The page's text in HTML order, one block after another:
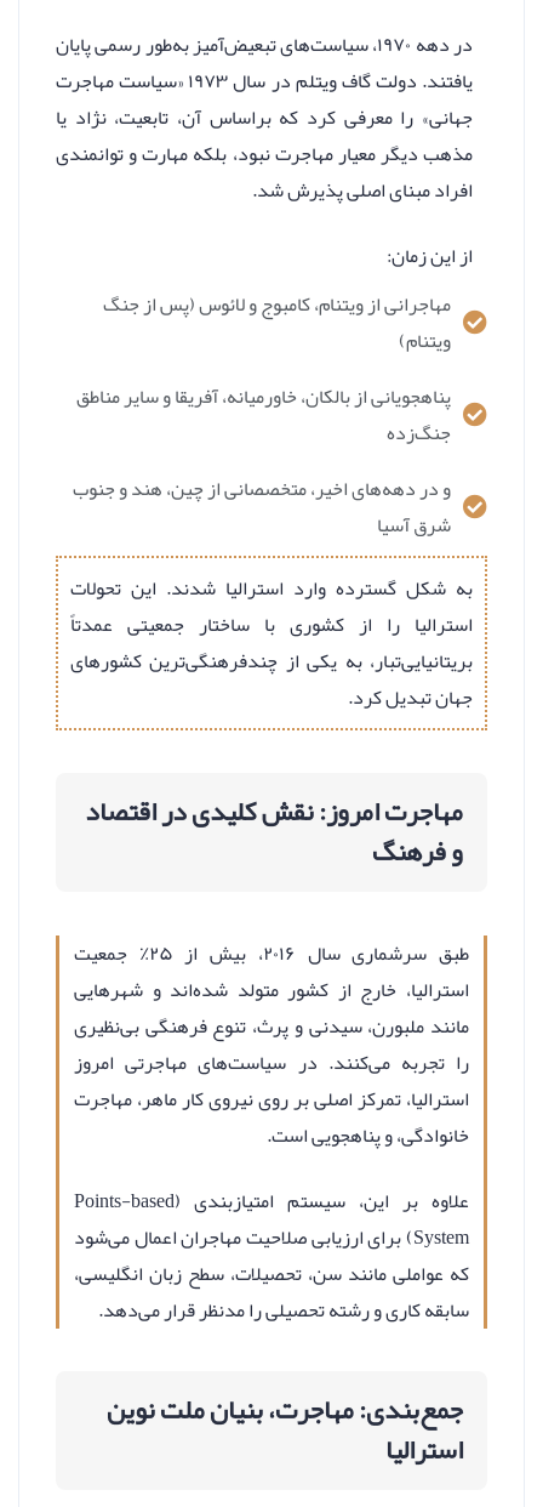
در دهه ۱۹۷۰، سیاست‌های تبعیض‌آمیز به‌طور رسمی پایان
یافتند. دولت گاف ویتلم در سال ۱۹۷۳ «سیاست مهاجرت
جهانی» را معرفی کرد که براساس آن، تابعیت، نژاد یا
مذهب دیگر معیار مهاجرت نبود، بلکه مهارت و توانمندی
افراد مبنای اصلی پذیرش شد.
از این زمان:
مهاجرانی از ویتنام، کامبوج و لائوس (پس از جنگ
ویتنام)
پناهجویانی از بالکان، خاورمیانه، آفریقا و سایر مناطق
جنگ‌زده
و در دهه‌های اخیر، متخصصانی از چین، هند و جنوب
شرق آسیا
به شکل گسترده وارد استرالیا شدند. این تحولات
استرالیا را از کشوری با ساختار جمعیتی عمدتاً
بریتانیایی‌تبار، به یکی از چندفرهنگی‌ترین کشورهای
جهان تبدیل کرد.
مهاجرت امروز: نقش کلیدی در اقتصاد
و فرهنگ
طبق سرشماری سال ۲۰۱۶، بیش از ۲۵٪ جمعیت
استرالیا، خارج از کشور متولد شده‌اند و شهرهایی
مانند ملبورن، سیدنی و پرث، تنوع فرهنگی بی‌نظیری
را تجربه می‌کنند. در سیاست‌های مهاجرتی امروز
استرالیا، تمرکز اصلی بر روی نیروی کار ماهر، مهاجرت
خانوادگی، و پناهجویی است.
علاوه بر این، سیستم امتیازبندی (Points-based
System) برای ارزیابی صلاحیت مهاجران اعمال می‌شود
که عواملی مانند سن، تحصیلات، سطح زبان انگلیسی،
سابقه کاری و رشته تحصیلی را مدنظر قرار می‌دهد.
جمع‌بندی: مهاجرت، بنیان ملت نوین
استرالیا